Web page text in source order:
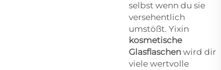
selbst wenn du sie
versehentlich
umstößt. Yixin
kosmetische
Glasflaschen wird dir
viele wertvolle